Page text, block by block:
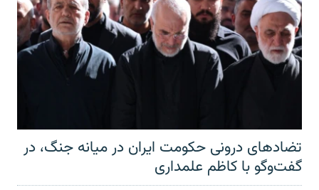
تضادهای درونی حکومت ایران در میانه جنگ، در
گفت‌‌وگو با کاظم علمداری